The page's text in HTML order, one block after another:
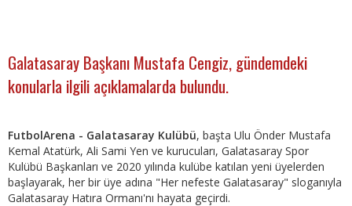
Galatasaray Başkanı Mustafa Cengiz, gündemdeki
konularla ilgili açıklamalarda bulundu.
FutbolArena - Galatasaray Kulübü, başta Ulu Önder Mustafa
Kemal Atatürk, Ali Sami Yen ve kurucuları, Galatasaray Spor
Kulübü Başkanları ve 2020 yılında kulübe katılan yeni üyelerden
başlayarak, her bir üye adına "Her nefeste Galatasaray" sloganıyla
Galatasaray Hatıra Ormanı'nı hayata geçirdi.